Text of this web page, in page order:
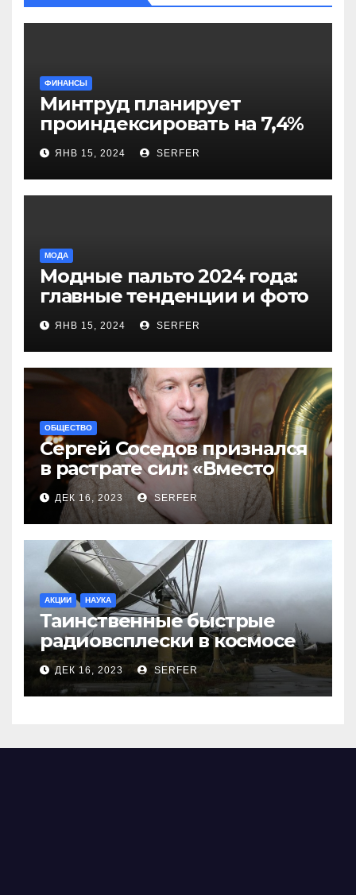
ФИНАНСЫ
Минтруд планирует
проиндексировать на 7,4%
более 40 выплат и
компенсаций
ЯНВ 15, 2024 SERFER
МОДА
Модные пальто 2024 года:
главные тенденции и фото
новинок
ЯНВ 15, 2024 SERFER
ОБЩЕСТВО
Сергей Соседов признался
в растрате сил: «Вместо
меня взяли Пригожина»
ДЕК 16, 2023 SERFER
АКЦИИ НАУКА
Таинственные быстрые
радиовсплески в космосе
сделались все более
странными
ДЕК 16, 2023 SERFER